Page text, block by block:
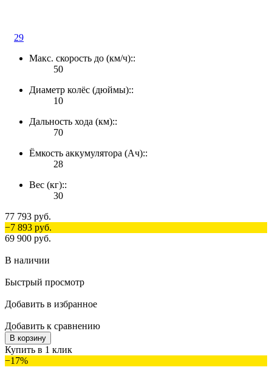
29
Макс. скорость до (км/ч)::
50
Диаметр колёс (дюймы)::
10
Дальность хода (км)::
70
Ёмкость аккумулятора (Ач)::
28
Вес (кг)::
30
77 793 руб.
−7 893 руб.
69 900 руб.
В наличии
Быстрый просмотр
Добавить в избранное
Добавить к сравнению
В корзину
Купить в 1 клик
−17%